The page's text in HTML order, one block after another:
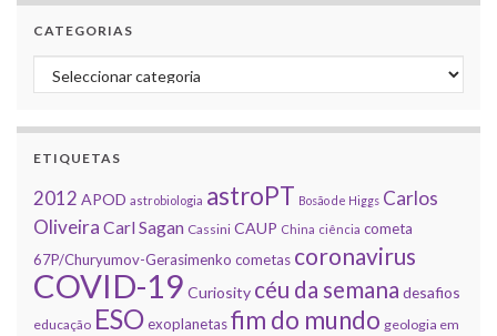
CATEGORIAS
Categorias
ETIQUETAS
2012 APOD astrobiologia astroPT Bosão de Higgs Carlos
Oliveira Carl Sagan Cassini CAUP China ciência cometa
67P/Churyumov-Gerasimenko cometas coronavirus
COVID-19 Curiosity céu da semana desafios
educação ESOexoplanetasfim do mundo geologia em